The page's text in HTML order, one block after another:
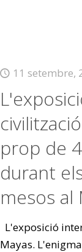
11 setembre,
prop de
durant
mesos al
L'exposició
Mayas.